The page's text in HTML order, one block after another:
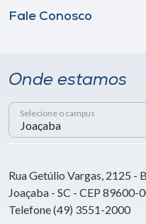
Fale Conosco
Onde estamos
Selecione o campus
Rua Getúlio Vargas, 2125 -
Joaçaba - SC - CEP 89600-
Telefone (49) 3551-2000